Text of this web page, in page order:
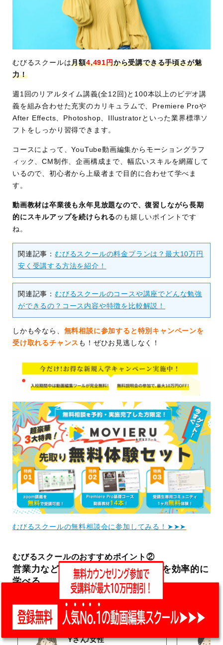
ス：ビデオ講座+マンツーマン相談
ウェディング案件コース（Pr基礎コース
追加オプション）：オンライン受講
YouTube編集案件コース（Pr基礎コース
アフターエフェクト（After Effects）コ
ショート動画コース：オンライン受講
学習内
容
ワンランク上の動画編集スキル
案件獲得に必須な商談・営業スキル
ポートフォリオ制作など
使用ソ
フト
Adobe After Effects/Adobe Premiere Pro/A
dobe Photoshop/Adobe Illustrator/CapCut
(スマホ)
ト体制
ks」「インスパーク 」での案件獲得サポ
ート
ど)
24時間対応のチャットサポート
卒業後も無制限の添削&質問サポート
こんな
方にお
フリーランスに興味のある方
その他
LINE友達追加で授業3回分の動画教材を無料
プレゼント
むびるスクールは月額4,491円から受講できる手頃さが魅
力！
週1回のリアルタイム講義(全12回)と100本以上のビデオ講
義を組み合わせた充実のカリキュラムで、Premiere Proや
After Effects、Photoshop、Illustratorといった業界標準ソ
フトをしっかり習得できます。
コースによって、YouTube動画編集からモーショングラフ
ィック、CM制作、企画構成まで、幅広いスキルを網羅して
いるので、初心者から上級者まで目的に合わせて学べま
す。
動画教材は卒業後も永年見放題なので、復習しながら長期
的にスキルアップを続けられるのも嬉しいポイントです
ね。
関連記事： むびるスクールの料金プランは？最大10万円
安く受講する方法を紹介！
関連記事： むびるスクールのコースや講座でどんな勉強
ができるの？コース内容や特徴を比較解説！
しかも今なら、 無料相談に参加すると特別キャンペーンを
受け取れるチャンス も！ぜひお見逃しなく！
むびるスクールの無料相談会に参加してみる！➤➤➤
むびるスクールのおすすめポイント②
営業力など稼ぐために必要なスキルを効率的に
学べる
【むびるスクール受講者の口コミ】
Yさん/女性